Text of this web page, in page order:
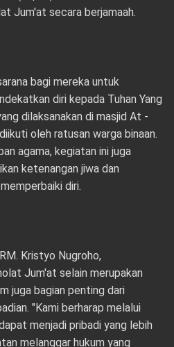
Jum'at secara berjamaah.
bagi mereka untuk
diri kepada Tuhan Yang
dilaksanakan di masjid At -
oleh ratusan warga binaan.
agama, kegiatan ini juga
ketenangan jiwa dan
diri.
Kristyo Nugroho,
Jum'at selain merupakan
juga bagian penting dari
"Kami berharap melalui
menjadi pribadi yang lebih
melanggar hukum yang